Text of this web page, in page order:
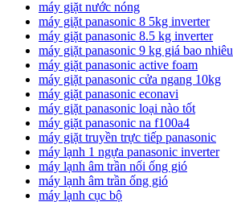
máy giặt nước nóng
máy giặt panasonic 8 5kg inverter
máy giặt panasonic 8.5 kg inverter
máy giặt panasonic 9 kg giá bao nhiêu
máy giặt panasonic active foam
máy giặt panasonic cửa ngang 10kg
máy giặt panasonic econavi
máy giặt panasonic loại nào tốt
máy giặt panasonic na f100a4
máy giặt truyền trực tiếp panasonic
máy lạnh 1 ngựa panasonic inverter
máy lạnh âm trần nối ống gió
máy lạnh âm trần ống gió
máy lạnh cục bộ